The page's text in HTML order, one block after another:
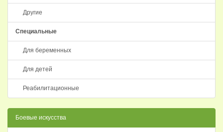
Другие
Специальные
Для беременных
Для детей
Реабилитационные
Боевые искусства